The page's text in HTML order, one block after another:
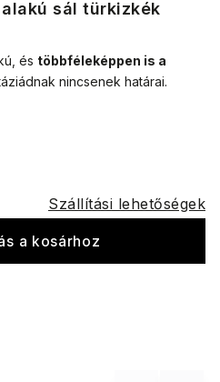
sál türkizkék
Szállítási lehetőségek
a kosárhoz
és többféleképpen is a
nincsenek határai.